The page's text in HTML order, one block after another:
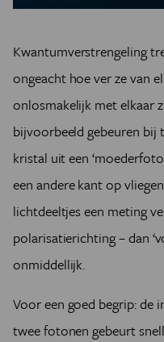
Kwantumverstrengeling
ongeacht hoe ver ze van
onlosmakelijk met elkaar
bijvoorbeeld gebeuren bij
kristal uit een
een andere kant op
lichtdeeltjes een meting
polarisatierichting – dan
onmiddellijk.
Voor een goed begrip: de
twee fotonen gebeurt